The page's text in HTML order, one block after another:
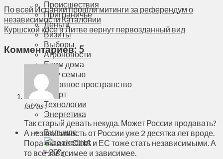
Происшествия
Приграничье
Деньги
Визиты
Выборы
Агроновости
Едим дома
Ищу семью
Духовное пространство
Спорт
Технологии
Энергетика
Вильнюс
+20°C
По всей Испании прошли митинги за референдум о
независимости Каталонии
Куршской косе в Литве вернут первозданный вид
Комментариев: 5
lab as:
Так старый девать некуда. Может России продавать?
А независимость от России уже 2 десятка лет вроде.
Пора бы и от США и ЕС тоже стать независимыми. А
то всё зависимее и зависимее.